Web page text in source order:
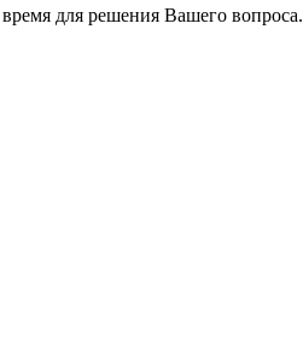
для решения Вашего вопроса.